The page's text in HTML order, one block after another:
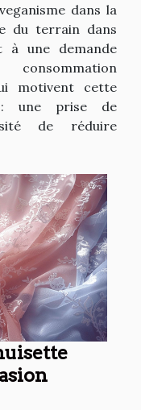
dans la
du terrain dans
à une demande
motivent cette
: une prise de
de réduire